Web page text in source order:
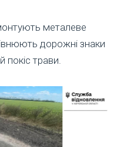
металеве
дорожні знаки
покіс трави.